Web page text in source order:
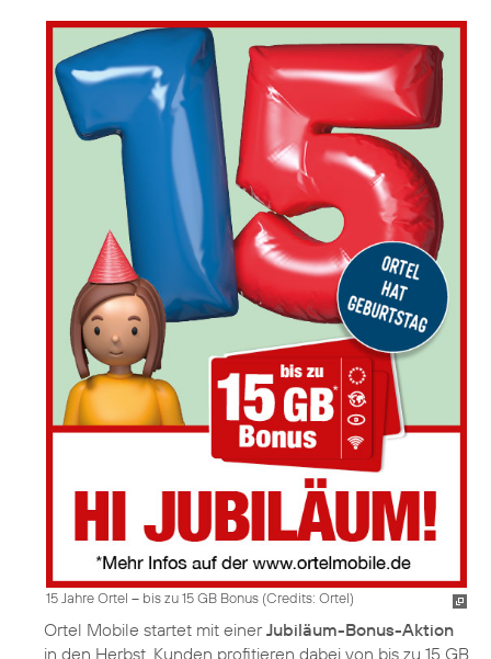
15 Jahre Ortel – bis zu 15 GB Bonus (Credits: Ortel)
Ortel Mobile startet mit einerJubiläum-Bonus-Aktion
in den Herbst. Kunden profitieren dabei von bis zu 15 GB